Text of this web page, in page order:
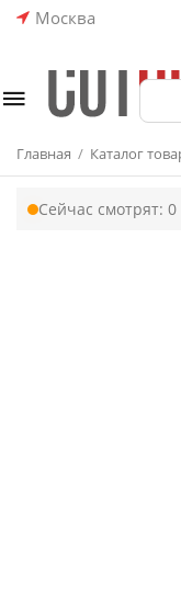
Москва
Главная / Каталог
Сейчас смотрят: 0